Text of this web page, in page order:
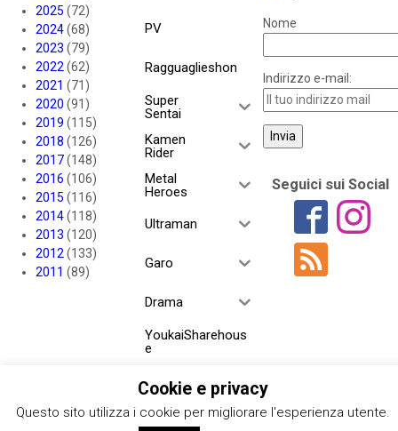
2025 (72)
2024(68)
2023 (79)
2022 (62)
2021 (71)
2020 (91)
2019 (115)
2018 (126)
2017(148)
2016 (106)
2015 (116)
2014(118)
2013 (120)
2012 (133)
2011 (89)
PV
Ragguaglieshon
Super
Sentai
Kamen
Rider
Metal
Heroes
Ultraman
Garo
Drama
YoukaiSharehous
e
Project RED
Nome
Indirizzo e-mail:
Seguici sui Social
Cookie e privacy
Questo sito utilizza i cookie per migliorare l'esperienza utente.